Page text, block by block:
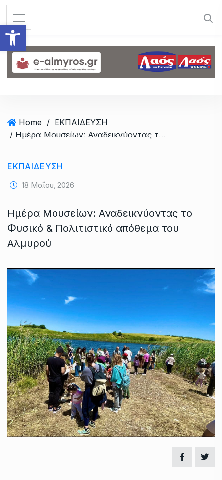
Ανοίξτε τη γραμμή
Home / ΕΚΠΑΙΔΕΥΣΗ
/ Ημέρα Μουσείων: Αναδεικνύοντας το Φυσικό & Πολιτιστικό απόθεμα του Αλμυρού
ΕΚΠΑΙΔΕΥΣΗ
18 Μαΐου, 2026
Ημέρα Μουσείων: Αναδεικνύοντας το
Φυσικό & Πολιτιστικό απόθεμα του
Αλμυρού